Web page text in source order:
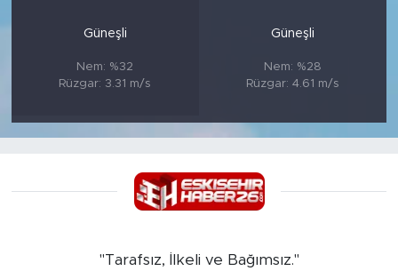
Güneşli
Nem: %32
Rüzgar: 3.31 m/s
Güneşli
Nem: %28
Rüzgar: 4.61 m/s
"Tarafsız, İlkeli ve Bağımsız."